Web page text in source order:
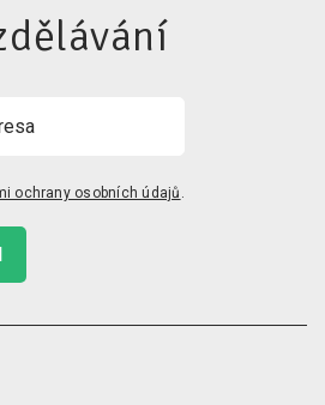
ochrany osobních údajů .